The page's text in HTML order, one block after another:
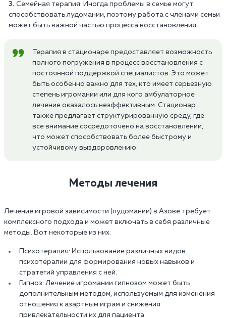
Семейная терапия: Иногда проблемы в семье могут
способствовать лудомании, поэтому работа с членами семьи
может быть важной частью процесса восстановления.
Терапия в стационаре предоставляет возможность
полного погружения в процесс восстановления с
постоянной поддержкой специалистов. Это может
быть особенно важно для тех, кто имеет серьезную
степень игромании или для кого амбулаторное
лечение оказалось неэффективным. Стационар
также предлагает структурированную среду, где
все внимание сосредоточено на восстановлении,
что может способствовать более быстрому и
устойчивому выздоровлению.
Методы лечения
Лечение игровой зависимости (лудомании) в Азове требует
комплексного подхода и может включать в себя различные
методы. Вот некоторые из них:
Психотерапия: Использование различных видов
психотерапии для формирования новых навыков и
стратегий управления с ней.
Гипноз: Лечение игромании гипнозом может быть
дополнительным методом, используемым для изменения
отношения к азартным играм и снижения
привлекательности их для пациента.